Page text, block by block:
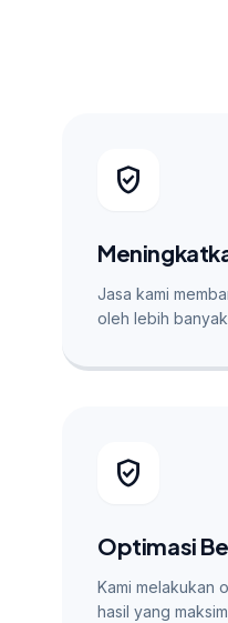
verified_user
Jasa kami
oleh lebih
verified_user
Optimasi
Kami melakukan
hasil yang